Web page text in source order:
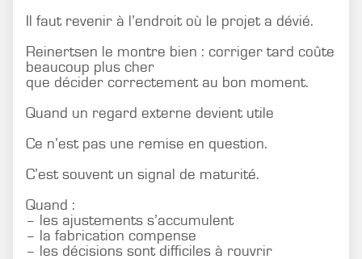
Il faut revenir à l’endroit où le projet a dévié.
Reinertsen le montre bien : corriger tard coûte
beaucoup plus cher
que décider correctement au bon moment.
Quand un regard externe devient utile
Ce n’est pas une remise en question.
C’est souvent un signal de maturité.
Quand :
– les ajustements s’accumulent
– la fabrication compense
– les décisions sont difficiles à rouvrir